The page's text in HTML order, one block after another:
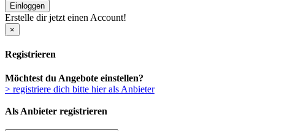
Einloggen
Erstelle dir jetzt einen Account!
×
Registrieren
Möchtest du Angebote einstellen?
> registriere dich bitte hier als Anbieter
Als Anbieter registrieren